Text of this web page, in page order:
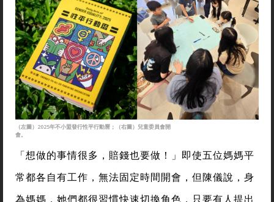
（左圖）2025年不小盟發行性平行動曆；（右圖）兒童委員會開
會。
「想做的事情很多，賠錢也要做！」即使五位媽媽平
常都各自有工作，無法固定時間開會，但陳儀說，身
為媽媽，她們都很習慣快速切換角色，只要有人提出